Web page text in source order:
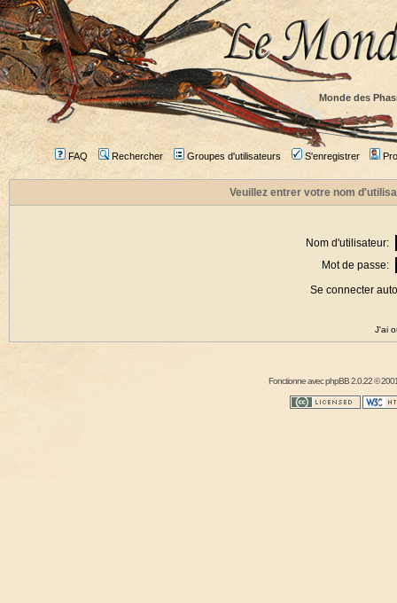
Monde des
FAQ Rechercher Groupes d'utilisateurs S'enregistrer
Veuillez entrer votre nom
Nom d'utilisateur:
Mot de passe:
Se connecter
J'ai
Fonctionne avecphpBB2.0.22 ©